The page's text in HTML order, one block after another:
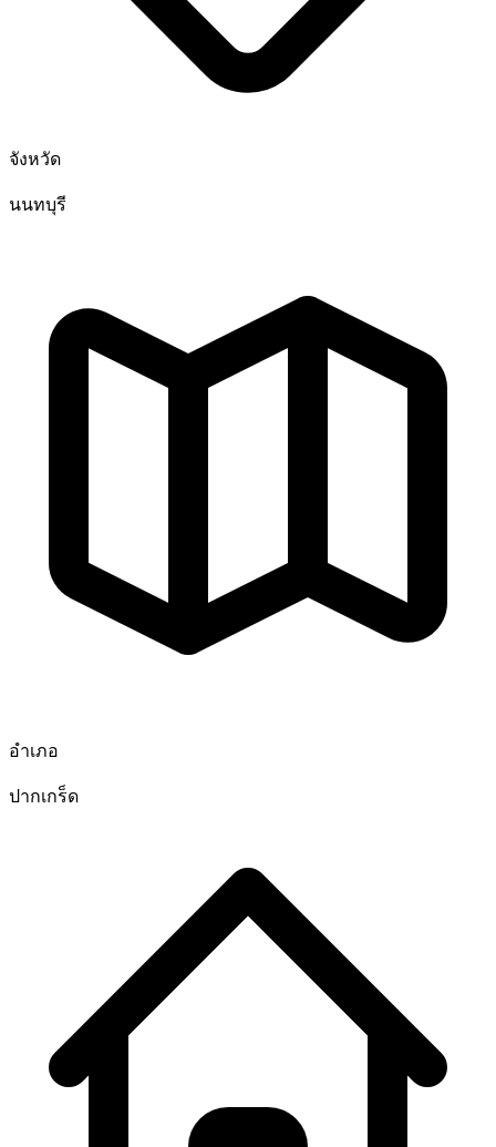
จังหวัด
นนทบุรี
อำเภอ
ปากเกร็ด